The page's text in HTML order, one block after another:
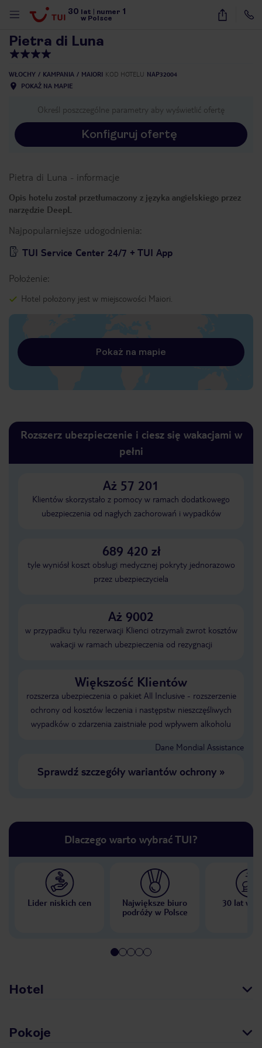
30 lat numer 1
w Polsce
49
Pietra di Luna
WŁOCHY KAMPANIA MAIORI KOD HOTELU NAP32004
POKAŻ NA MAPIE
Określ poszczególne parametry aby wyświetlić ofertę
Konfiguruj ofertę
Pietra di Luna - informacje
Opis hotelu został przetłumaczony z języka angielskiego przez
narzędzie DeepL
Najpopularniejsze udogodnienia:
TUI Service Center 24/7 + TUI App
Położenie:
Hotel położony jest w miejscowości Maiori.
Pokaż na mapie
Rozszerz ubezpieczenie i ciesz się wakacjami w
pełni
Aż 57 201
Klientów skorzystało z pomocy w ramach dodatkowego
ubezpieczenia od nagłych zachorowań i wypadków
689 420 zł
tyle wyniósł koszt obsługi medycznej pokryty jednorazowo
przez ubezpieczyciela
Aż 9002
w przypadku tylu rezerwacji Klienci otrzymali zwrot kosztów
wakacji w ramach ubezpieczenia od rezygnacji
Większość Klientów
rozszerza ubezpieczenia o pakiet All Inclusive - rozszerzenie
ochrony od kosztów leczenia i następstw nieszczęśliwych
wypadków o zdarzenia zaistniałe pod wpływem alkoholu
Dane Mondial Assistance
Sprawdź szczegóły wariantów ochrony»
Dlaczego warto wybrać TUI?
Lider niskich cen
Największe biuro
podróży w Polsce
30 lat w
Hotel
Pokoje